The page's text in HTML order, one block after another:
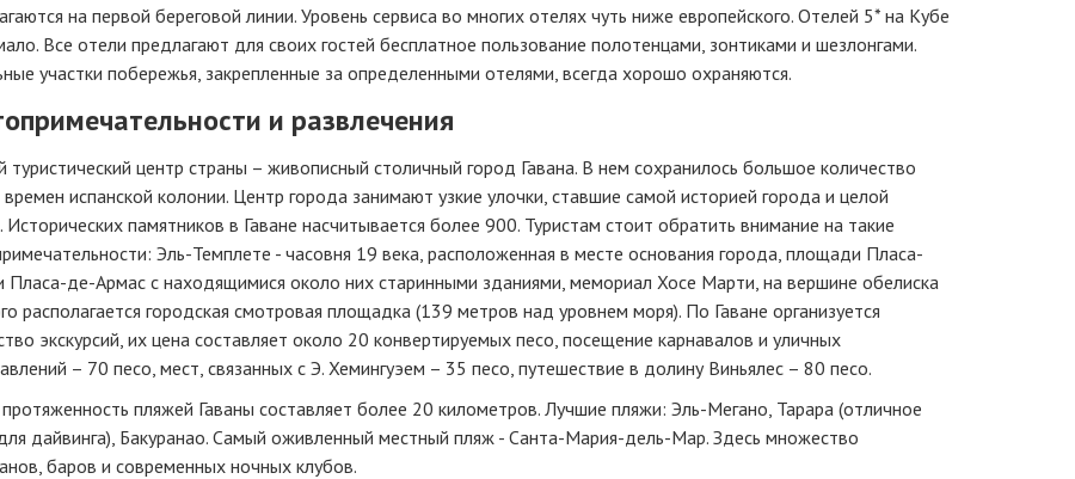
на первой береговой линии. Уровень сервиса во многих отелях чуть ниже европейского. Отелей 5* на Кубе
Все отели предлагают для своих гостей бесплатное пользование полотенцами, зонтиками и шезлонгами.
участки побережья, закрепленные за определенными отелями, всегда хорошо охраняются.
и развлечения
туристический центр страны – живописный столичный город Гавана. В нем сохранилось большое количество
времен испанской колонии. Центр города занимают узкие улочки, ставшие самой историей города и целой
Исторических памятников в Гаване насчитывается более 900. Туристам стоит обратить внимание на такие
Эль-Темплете - часовня 19 века, расположенная в месте основания города, площади Пласа-
Пласа-де-Армас с находящимися около них старинными зданиями, мемориал Хосе Марти, на вершине обелиска
располагается городская смотровая площадка (139 метров над уровнем моря). По Гаване организуется
экскурсий, их цена составляет около 20 конвертируемых песо, посещение карнавалов и уличных
– 70 песо, мест, связанных с Э. Хемингуэем – 35 песо, путешествие в долину Виньялес – 80 песо.
пляжей Гаваны составляет более 20 километров. Лучшие пляжи: Эль-Мегано, Тарара (отличное
дайвинга), Бакуранао. Самый оживленный местный пляж - Санта-Мария-дель-Мар. Здесь множество
баров и современных ночных клубов.